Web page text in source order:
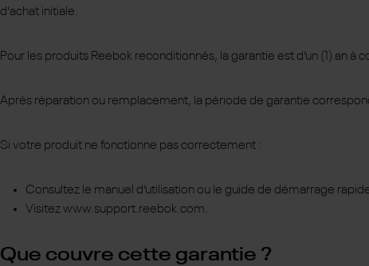
d'achat initiale.
Pour les produits Reebok reconditionnés, la garantie est d’un (1) an
Après réparation ou remplacement, la période de garantie
Si votre produit ne fonctionne pas correctement :
Consultez le manuel d’utilisation ou le guide de démarrage
Visitez www.support.reebok.com.
Que couvre cette garantie ?